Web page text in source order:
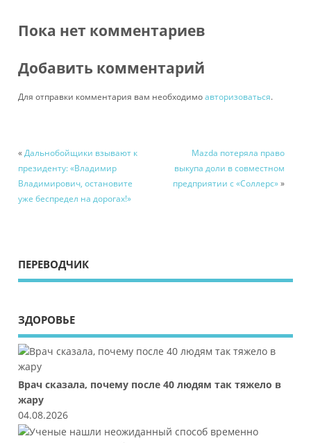
Пока нет комментариев
Добавить комментарий
Для отправки комментария вам необходимоавторизоваться.
«Дальнобойщики взывают к
президенту: «Владимир
Владимирович, остановите
уже беспредел на дорогах!»
Mazda потеряла право
выкупа доли в совместном
предприятии с «Соллерс»»
ПЕРЕВОДЧИК
ЗДОРОВЬЕ
Врач сказала, почему после 40 людям так тяжело в
жару
04.08.2026